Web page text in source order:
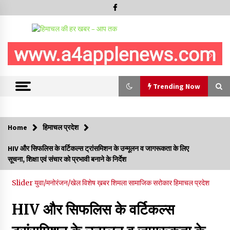
Trending Now
30 बैग की सीमा पर भाजपा का हमला, बोली- कांग्रेस सरकार ने सेब उत्पादकों
की तोड़ी कमर- संदीपनी
07/08/2026
07/08/2026
Home हिमाचल प्रदेश
HIV और सिफलिस के वर्टिकल्स ट्रांसमिशन के उन्मूलन व जागरूकता के लिए
सूचना, शिक्षा एवं संचार को प्रभावी बनाने के निर्देश
Sliderयुवा/मनोरंजन/खेलविशेष ख़बरशिमलासामाजिक सरोकारहिमाचल प्रदेश
HIV और सिफलिस के वर्टिकल्स